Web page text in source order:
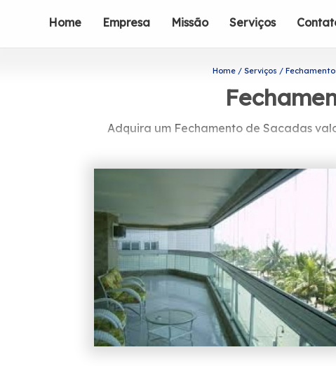
Home Empresa Missão Serviços
Home Serviços
Adquira um Fechamento de Sacadas
Caso esteja precisando de Fechamento
serviços do ramo de engenharia de
envidraçamento de sacadas. Ao